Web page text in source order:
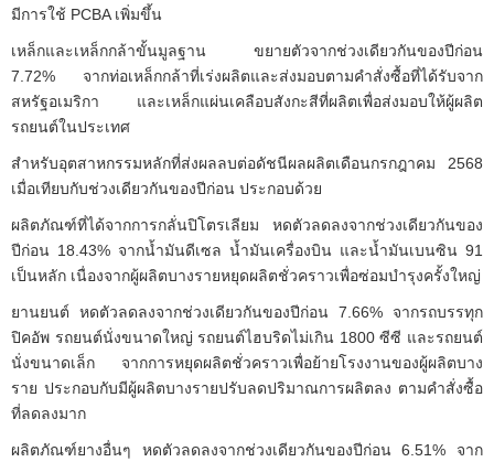
มีการใช้ PCBA เพิ่มขึ้น
เหล็กและเหล็กกล้าขั้นมูลฐาน ขยายตัวจากช่วงเดียวกันของปีก่อน
7.72% จากท่อเหล็กกล้าที่เร่งผลิตและส่งมอบตามคำสั่งซื้อที่ได้รับจาก
สหรัฐอเมริกา และเหล็กแผ่นเคลือบสังกะสีที่ผลิตเพื่อส่งมอบให้ผู้ผลิต
รถยนต์ในประเทศ
สำหรับอุตสาหกรรมหลักที่ส่งผลลบต่อดัชนีผลผลิตเดือนกรกฎาคม 2568
เมื่อเทียบกับช่วงเดียวกันของปีก่อน ประกอบด้วย
ผลิตภัณฑ์ที่ได้จากการกลั่นปิโตรเลียม หดตัวลดลงจากช่วงเดียวกันของ
ปีก่อน 18.43% จากน้ำมันดีเซล น้ำมันเครื่องบิน และน้ำมันเบนซิน 91
เป็นหลัก เนื่องจากผู้ผลิตบางรายหยุดผลิตชั่วคราวเพื่อซ่อมบำรุงครั้งใหญ่
ยานยนต์ หดตัวลดลงจากช่วงเดียวกันของปีก่อน 7.66% จากรถบรรทุก
ปิคอัพ รถยนต์นั่งขนาดใหญ่ รถยนต์ไฮบริดไม่เกิน 1800 ซีซี และรถยนต์
นั่งขนาดเล็ก จากการหยุดผลิตชั่วคราวเพื่อย้ายโรงงานของผู้ผลิตบาง
ราย ประกอบกับมีผู้ผลิตบางรายปรับลดปริมาณการผลิตลง ตามคำสั่งซื้อ
ที่ลดลงมาก
ผลิตภัณฑ์ยางอื่นๆ หดตัวลดลงจากช่วงเดียวกันของปีก่อน 6.51% จาก